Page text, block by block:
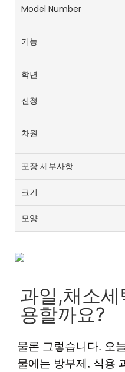
Model Number
기능
학년
신청
차원
포장 세부사항
크기
모양
과일,채소
물론 그렇습니다. 오
물에는 방부제, 식용